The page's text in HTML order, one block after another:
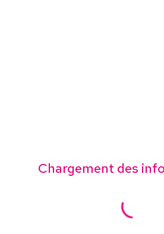
Chargement des